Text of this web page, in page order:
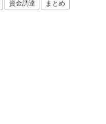
資金調達 まとめ